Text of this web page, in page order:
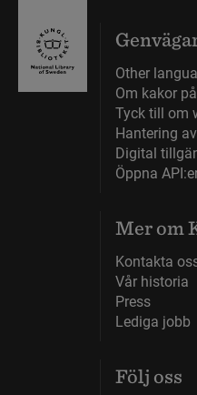
Other
Om kakor
Tyck till om
Hantering
Digital
Öppna
Mer om
Kontakta
Vår historia
Press
Lediga jobb
Följ oss